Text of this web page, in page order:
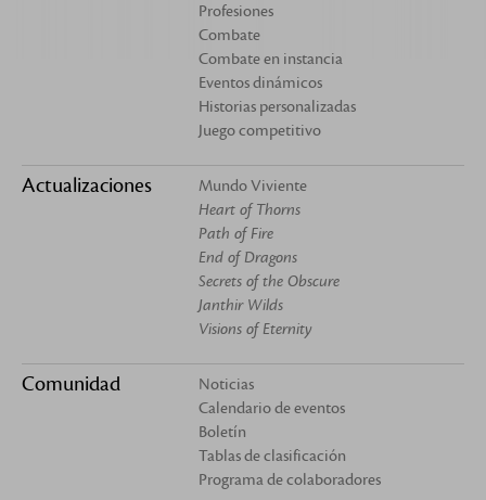
Profesiones
Combate
Combate en instancia
Eventos dinámicos
Historias personalizadas
Juego competitivo
Actualizaciones
Mundo Viviente
Heart of Thorns
Path of Fire
End of Dragons
Secrets of the Obscure
Janthir Wilds
Visions of Eternity
Comunidad
Noticias
Calendario de eventos
Boletín
Tablas de clasificación
Programa de colaboradores